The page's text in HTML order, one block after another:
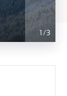
1 /3